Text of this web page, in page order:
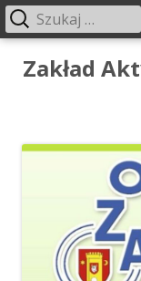
Przeskocz
Zakład
Menu
główne